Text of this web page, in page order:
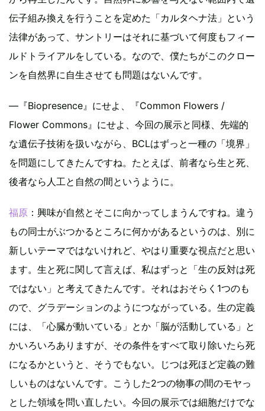
伝子組み換えを行うことを定めた「カルタヘナ法」という
法律があって、サントリーはそれに基づいて何度もフィー
ルドトライアルをしている。なので、僕たちがこのクロー
ンを自然界に自生させても問題はないんです。
―『Biopresence』にせよ、『Common Flowers /
Flower Commons』にせよ、今回の展示と同様、先端的
な遺伝子技術を扱いながら、BCLはずっと一種の「境界」
を問題にしてきたんですね。たとえば、前者なら生と死、
後者なら人工と自然の間というように。
福原 ：興味が自然とそこに向かってしまうんですね。違う
もの同士がぶつかるところに何かがあるというのは、別に
新しいテーマではないけれど、やはり重要な視点だと思い
ます。生と死に関して言えば、私はずっと「生の反対は死
ではない」と考えてきたんです。それはおそらく1つのも
ので、グラデーションのようにつながっている。生の定義
には、「心臓が動いている」とか「脳が活動している」と
かいろいろありますが、その条件をすべて取り除いたら死
になるかというと、そうでもない。じつは死ほど定義の難
しいものはないんです。こうした2つの物事の間のモヤっ
とした領域を問い直したい。今回の展示では細胞だけでな